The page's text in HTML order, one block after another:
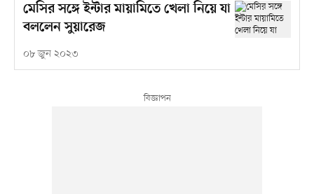
মেসির সঙ্গে ইন্টার মায়ামিতে খেলা নিয়ে যা
বললেন সুয়ারেজ
০৮ জুন ২০২৩